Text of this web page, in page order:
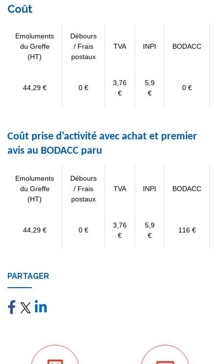
Coût
Emoluments
du Greffe
(HT)
Débours
/ Frais
postaux
TVA INPI BODACC
44,29 € 0 €
3,76
€
5,9
€
0 €
Coût prise d'activité avec achat et premier
avis au BODACC paru
Emoluments
du Greffe
(HT)
Débours
/ Frais
postaux
TVA INPI BODACC
44,29 € 0 €
3,76
€
5,9
€
116 €
PARTAGER